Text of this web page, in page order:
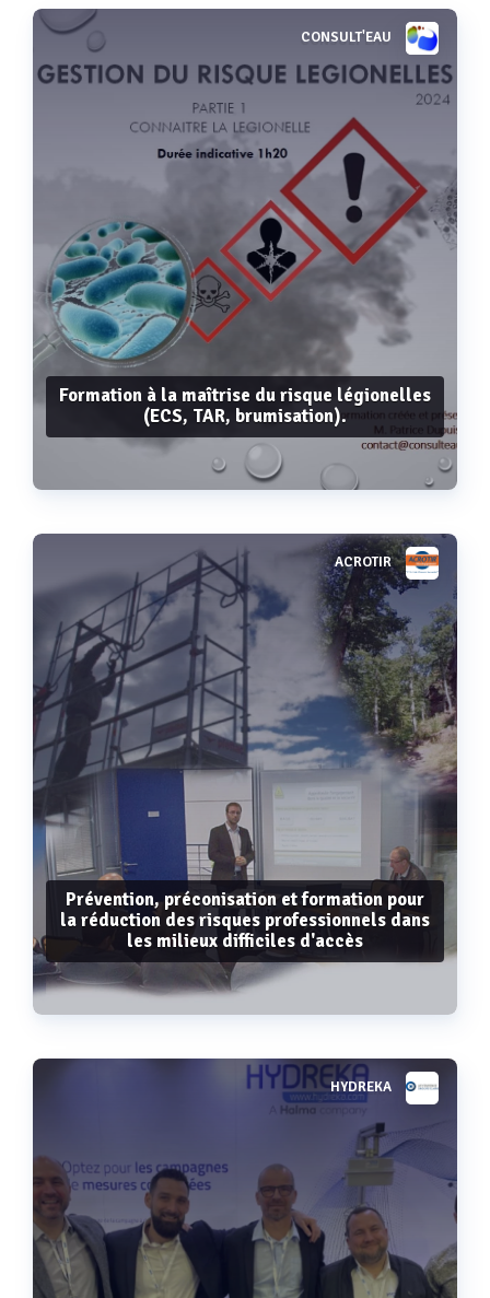
CONSULT'EAU
Formation à la maîtrise du risque légionelles
(ECS, TAR, brumisation).
Voir plus ACROTIR
Prévention, préconisation et formation pour
la réduction des risques professionnels dans
les milieux difficiles d'accès
HYDREKA